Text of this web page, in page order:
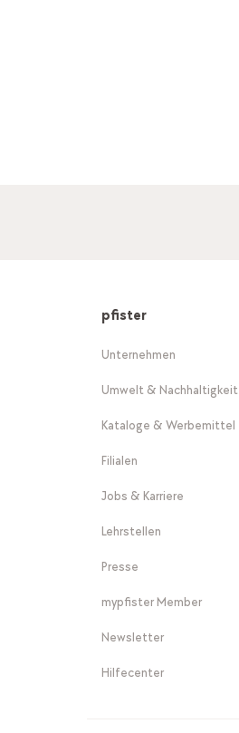
pfister
Unternehmen
Umwelt & Nachhaltigkeit
Kataloge & Werbemittel
Filialen
Jobs & Karriere
Lehrstellen
Presse
mypfister Member
Newsletter
Hilfecenter